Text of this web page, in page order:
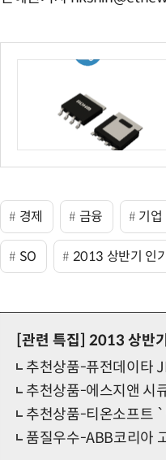
경제 금융 기업
SO 2013 상반기 인
[관련 특집] 2013 상반
추천상품-퓨전데이타
추천상품-에스지앤 시
추천상품-티온소프트
품질우수-ABB코리아